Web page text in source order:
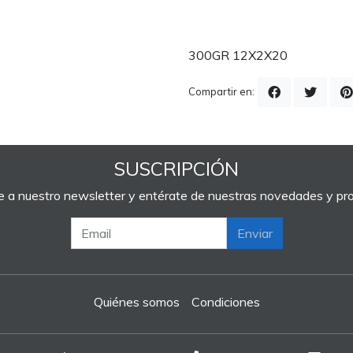
300GR 12X2X20
Compartir en:
SUSCRIPCIÓN
a nuestro newsletter y entérate de nuestras novedades y
Enviar
Quiénes somos Condiciones